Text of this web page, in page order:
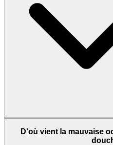
D'où vient la mauvaise